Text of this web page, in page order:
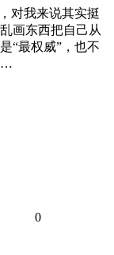
对我来说其实挺
画东西把自己从
“最权威”，也不
…
0